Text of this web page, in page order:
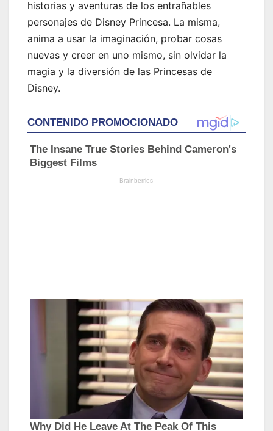
historias y aventuras de los entrañables
personajes de Disney Princesa. La misma,
anima a usar la imaginación, probar cosas
nuevas y creer en uno mismo, sin olvidar la
magia y la diversión de las Princesas de
Disney.